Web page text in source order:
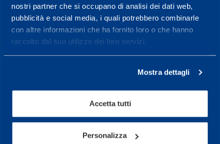
nostri partner che si occupano di analisi dei dati web,
pubblicità e social media, i quali potrebbero combinarle
con altre informazioni che ha fornito loro o che hanno
raccolto dal suo utilizzo dei loro servizi.
Mostra dettagli
Accetta tutti
Personalizza
Servizi
Servizi Medici
Test di valutazione